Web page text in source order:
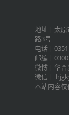
地址丨太
路3号
电话丨
邮编丨
微博丨 华
微信丨
本站内容